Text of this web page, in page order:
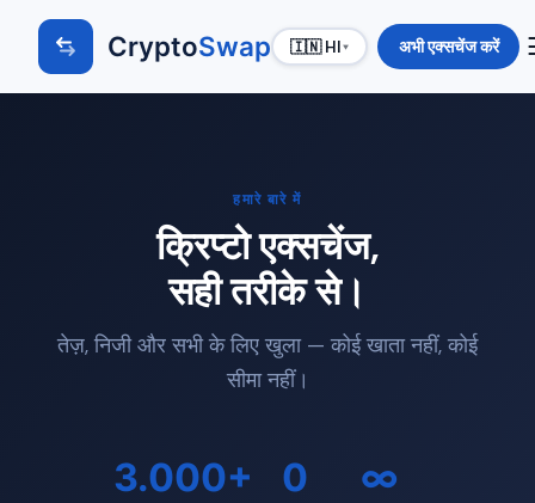
CryptoSwap 🇮🇳 HI▾ अभी एक्सचेंज करें
हमारे बारे में
क्रिप्टो एक्सचेंज,
सही तरीके से।
तेज़, निजी और सभी के लिए खुला — कोई खाता नहीं, कोई
सीमा नहीं।
3.000+ 0 ∞